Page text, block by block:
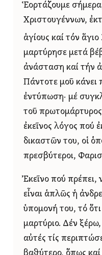
Ἑορτάζουμε
Χριστουγέννων,
ἁγίους καί τόν
μαρτύρησε μετά
ἀνάσταση καί τήν
Πάντοτε μοῦ κάνει
ἐντύπωση· μέ
τοῦ
ἐκεῖνος λόγος πού
δικαστῶν του, οἱ
πρεσβύτεροι,
Ἐκεῖνο πού πρέπει,
εἶναι ἁπλῶς ἡ
ὑπομονή του, τό
μαρτύριο. Δέν
αὐτές τίς